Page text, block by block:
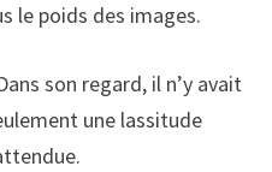
le poids des images.
son regard, il n’y avait
une lassitude